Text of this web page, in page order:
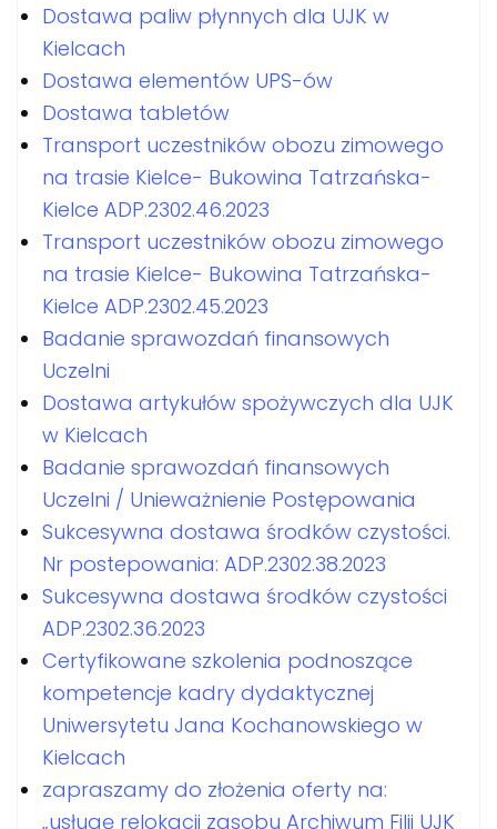
Dostawa paliw płynnych dla UJK w
Kielcach
Dostawa elementów UPS-ów
Dostawa tabletów
Transport uczestników obozu zimowego
na trasie Kielce- Bukowina Tatrzańska-
Kielce ADP.2302.46.2023
Transport uczestników obozu zimowego
na trasie Kielce- Bukowina Tatrzańska-
Kielce ADP.2302.45.2023
Badanie sprawozdań finansowych
Uczelni
Dostawa artykułów spożywczych dla UJK
w Kielcach
Badanie sprawozdań finansowych
Uczelni / Unieważnienie Postępowania
Sukcesywna dostawa środków czystości.
Nr postepowania: ADP.2302.38.2023
Sukcesywna dostawa środków czystości
ADP.2302.36.2023
Certyfikowane szkolenia podnoszące
kompetencje kadry dydaktycznej
Uniwersytetu Jana Kochanowskiego w
Kielcach
zapraszamy do złożenia oferty na:
„usługę relokacji zasobu Archiwum Filii UJK